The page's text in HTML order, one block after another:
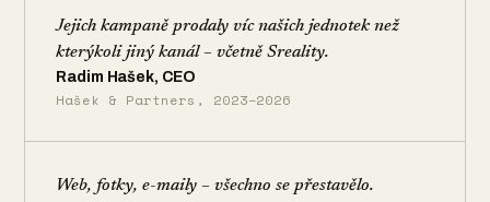
Jejich kampaně prodaly víc našich jednotek než
kterýkoli jiný kanál – včetně Sreality.
Radim Hašek, CEO
Hašek & Partners, 2023–2026
Web, fotky, e-maily – všechno se přestavělo.